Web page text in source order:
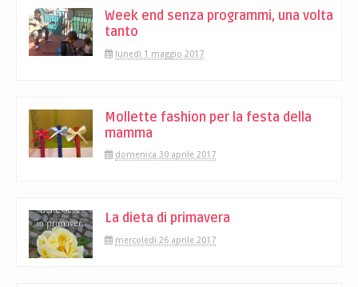
Week end senza programmi, una volta
tanto
lunedì 1 maggio 2017
Mollette fashion per la festa della
mamma
domenica 30 aprile 2017
La dieta di primavera
mercoledì 26 aprile 2017